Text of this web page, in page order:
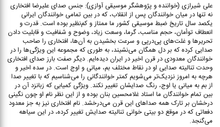
علی شیرازی (خواننده و پژوهشگر موسیقی آوازی): جنس صدای علیرضا افتخاری
نه تنها در میان خوانندگان پس از انقلاب، که در بین تمامی خوانندگان ایرانی
یکصد سال تاریخ ضبط موسیقی کشور ما ممتاز و کم‌نظیر بوده است. قدرت و
انعطاف توأمان، حجم مناسب، گرما، وسعت زیاد، وضوح و شفافیت و قابلیت دادن
تحریرها و غلت‌های پی‌درپی و سرعت بخشیدن به آن‌ها، افتخاری را صاحب
صدایی کرده که بر دل همگان می‌نشیند، به طوری که مجموعه این ویژگی‌ها را در
خوانندگان معدودی در قرن اخیر در ایران دیده‌ایم. دیگر صفت بارز صدای افتخاری
وحدت تنالیته صدایی او در نقاط مختلف بم، میانی و اوج است. در سده اخیر و
هرچه به امروز نزدیک‌تر می‌شویم کمتر خوانندگانی را می‌شناسیم که با تغییر صدا
از بم به میانی یا اوج، رنگ صدایشان تغییر نکند. ویژگی کمیابی که زبانزد آن در
بین تمام خوانندگان ما استاد غلامحسین بنان بوده و از این نظر نام او چون نگینی
درخشان بر تارک همه صداهای این قرن می‌درخشد. نام افتخاری نیز به جز معدود
دفعاتی که در موقع دو بیتی خوانی تنالیته صدایش تغییر کرده، در این سیاهه
می‌گنجد.